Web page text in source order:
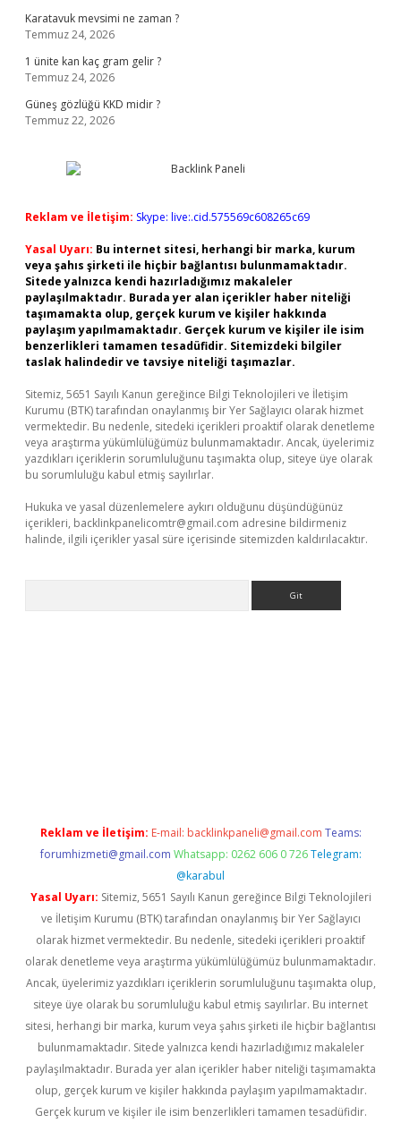
Karatavuk mevsimi ne zaman ?
Temmuz 24, 2026
1 ünite kan kaç gram gelir ?
Temmuz 24, 2026
Güneş gözlüğü KKD midir ?
Temmuz 22, 2026
Reklam ve İletişim: Skype: live:.cid.575569c608265c69
Yasal Uyarı: Bu internet sitesi, herhangi bir marka, kurum
veya şahıs şirketi ile hiçbir bağlantısı bulunmamaktadır.
Sitede yalnızca kendi hazırladığımız makaleler
paylaşılmaktadır. Burada yer alan içerikler haber niteliği
taşımamakta olup, gerçek kurum ve kişiler hakkında
paylaşım yapılmamaktadır. Gerçek kurum ve kişiler ile isim
benzerlikleri tamamen tesadüfidir. Sitemizdeki bilgiler
taslak halindedir ve tavsiye niteliği taşımazlar.
Sitemiz, 5651 Sayılı Kanun gereğince Bilgi Teknolojileri ve İletişim
Kurumu (BTK) tarafından onaylanmış bir Yer Sağlayıcı olarak hizmet
vermektedir. Bu nedenle, sitedeki içerikleri proaktif olarak denetleme
veya araştırma yükümlülüğümüz bulunmamaktadır. Ancak, üyelerimiz
yazdıkları içeriklerin sorumluluğunu taşımakta olup, siteye üye olarak
bu sorumluluğu kabul etmiş sayılırlar.
Hukuka ve yasal düzenlemelere aykırı olduğunu düşündüğünüz
içerikleri, backlinkpanelicomtr@gmail.com adresine bildirmeniz
halinde, ilgili içerikler yasal süre içerisinde sitemizden kaldırılacaktır.
Reklam ve İletişim: E-mail: backlinkpaneli@gmail.com Teams:
forumhizmeti@gmail.com Whatsapp: 0262 606 0 726 Telegram:
@karabul
Yasal Uyarı: Sitemiz, 5651 Sayılı Kanun gereğince Bilgi Teknolojileri
ve İletişim Kurumu (BTK) tarafından onaylanmış bir Yer Sağlayıcı
olarak hizmet vermektedir. Bu nedenle, sitedeki içerikleri proaktif
olarak denetleme veya araştırma yükümlülüğümüz bulunmamaktadır.
Ancak, üyelerimiz yazdıkları içeriklerin sorumluluğunu taşımakta olup,
siteye üye olarak bu sorumluluğu kabul etmiş sayılırlar. Bu internet
sitesi, herhangi bir marka, kurum veya şahıs şirketi ile hiçbir bağlantısı
bulunmamaktadır. Sitede yalnızca kendi hazırladığımız makaleler
paylaşılmaktadır. Burada yer alan içerikler haber niteliği taşımamakta
olup, gerçek kurum ve kişiler hakkında paylaşım yapılmamaktadır.
Gerçek kurum ve kişiler ile isim benzerlikleri tamamen tesadüfidir.